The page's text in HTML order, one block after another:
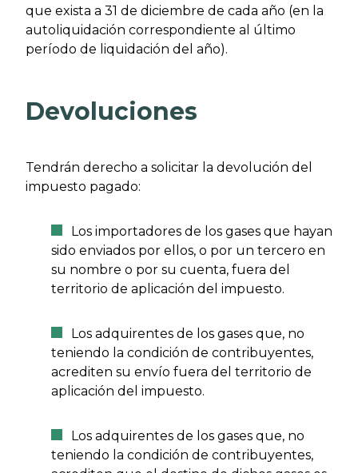
que exista a 31 de diciembre de cada año (en la
autoliquidación correspondiente al último
período de liquidación del año).
Devoluciones
Tendrán derecho a solicitar la devolución del
impuesto pagado:
Los importadores de los gases que hayan
sido enviados por ellos, o por un tercero en
su nombre o por su cuenta, fuera del
territorio de aplicación del impuesto.
Los adquirentes de los gases que, no
teniendo la condición de contribuyentes,
acrediten su envío fuera del territorio de
aplicación del impuesto.
Los adquirentes de los gases que, no
teniendo la condición de contribuyentes,